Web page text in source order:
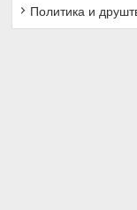
Политика и